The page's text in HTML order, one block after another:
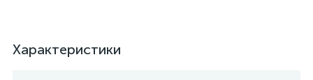
Характеристики